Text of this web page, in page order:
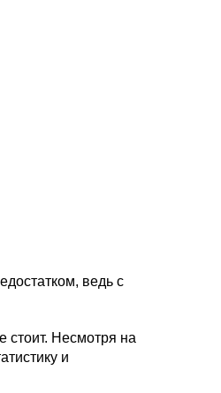
ведь с
стоит. Несмотря на
и